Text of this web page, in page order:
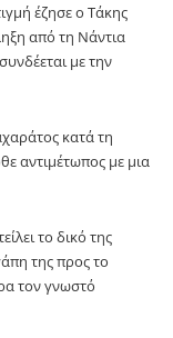
έζησε ο Τάκης
από τη Νάντια
με την
κατά τη
αντιμέτωπος με μια
το δικό της
της προς το
τον γνωστό